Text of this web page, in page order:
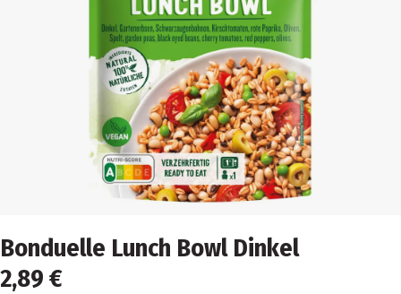
Bonduelle Lunch Bowl Dinkel
2,89 €